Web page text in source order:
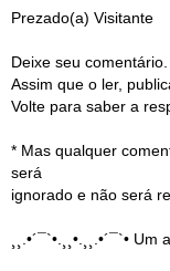
Prezado(a) Visitante
Deixe seu comentário.
Assim que o ler,
Volte para saber a
* Mas qualquer
será
ignorado e não será
¸¸.•´¯`•.¸¸•.¸¸.•´¯`•